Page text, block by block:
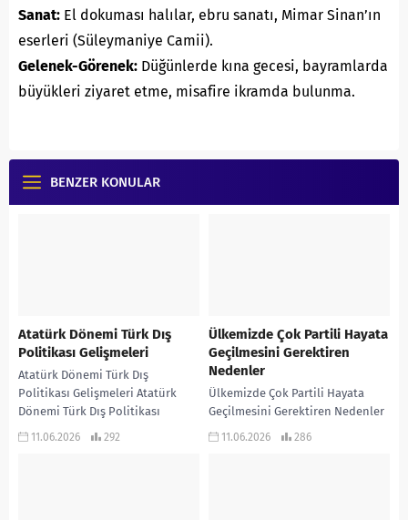
Sanat: El dokuması halılar, ebru sanatı, Mimar Sinan’ın
eserleri (Süleymaniye Camii).
Gelenek-Görenek: Düğünlerde kına gecesi, bayramlarda
büyükleri ziyaret etme, misafire ikramda bulunma.
BENZER KONULAR
Atatürk Dönemi Türk Dış
Politikası Gelişmeleri
Atatürk Dönemi Türk Dış
Politikası Gelişmeleri Atatürk
Dönemi Türk Dış Politikası
Gelişmelerini gösteren infografik
11.06.2026 292
Ülkemizde Çok Partili Hayata
Geçilmesini Gerektiren
Nedenler
Ülkemizde Çok Partili Hayata
Geçilmesini Gerektiren Nedenler
Ülkemizde Çok Partili Hayata
11.06.2026 286